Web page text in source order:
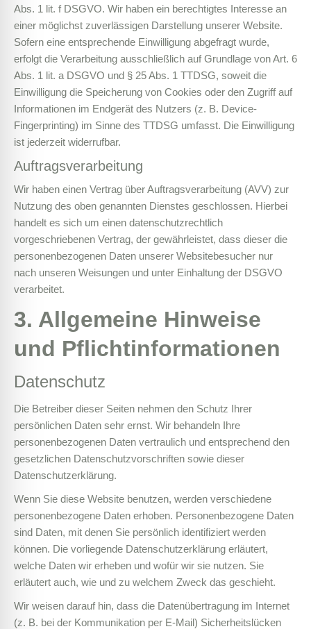
Abs. 1 lit. f DSGVO. Wir haben ein berechtigtes Interesse an
einer möglichst zuverlässigen Darstellung unserer Website.
Sofern eine entsprechende Einwilligung abgefragt wurde,
erfolgt die Verarbeitung ausschließlich auf Grundlage von Art. 6
Abs. 1 lit. a DSGVO und § 25 Abs. 1 TTDSG, soweit die
Einwilligung die Speicherung von Cookies oder den Zugriff auf
Informationen im Endgerät des Nutzers (z. B. Device-
Fingerprinting) im Sinne des TTDSG umfasst. Die Einwilligung
ist jederzeit widerrufbar.
Auftragsverarbeitung
Wir haben einen Vertrag über Auftragsverarbeitung (AVV) zur
Nutzung des oben genannten Dienstes geschlossen. Hierbei
handelt es sich um einen datenschutzrechtlich
vorgeschriebenen Vertrag, der gewährleistet, dass dieser die
personenbezogenen Daten unserer Websitebesucher nur
nach unseren Weisungen und unter Einhaltung der DSGVO
verarbeitet.
3. Allgemeine Hinweise
und Pflicht­informationen
Datenschutz
Die Betreiber dieser Seiten nehmen den Schutz Ihrer
persönlichen Daten sehr ernst. Wir behandeln Ihre
personenbezogenen Daten vertraulich und entsprechend den
gesetzlichen Datenschutzvorschriften sowie dieser
Datenschutzerklärung.
Wenn Sie diese Website benutzen, werden verschiedene
personenbezogene Daten erhoben. Personenbezogene Daten
sind Daten, mit denen Sie persönlich identifiziert werden
können. Die vorliegende Datenschutzerklärung erläutert,
welche Daten wir erheben und wofür wir sie nutzen. Sie
erläutert auch, wie und zu welchem Zweck das geschieht.
Wir weisen darauf hin, dass die Datenübertragung im Internet
(z. B. bei der Kommunikation per E-Mail) Sicherheitslücken